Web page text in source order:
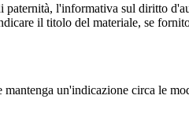
l'informativa sul diritto
il titolo del materiale, se
un'indicazione circa le